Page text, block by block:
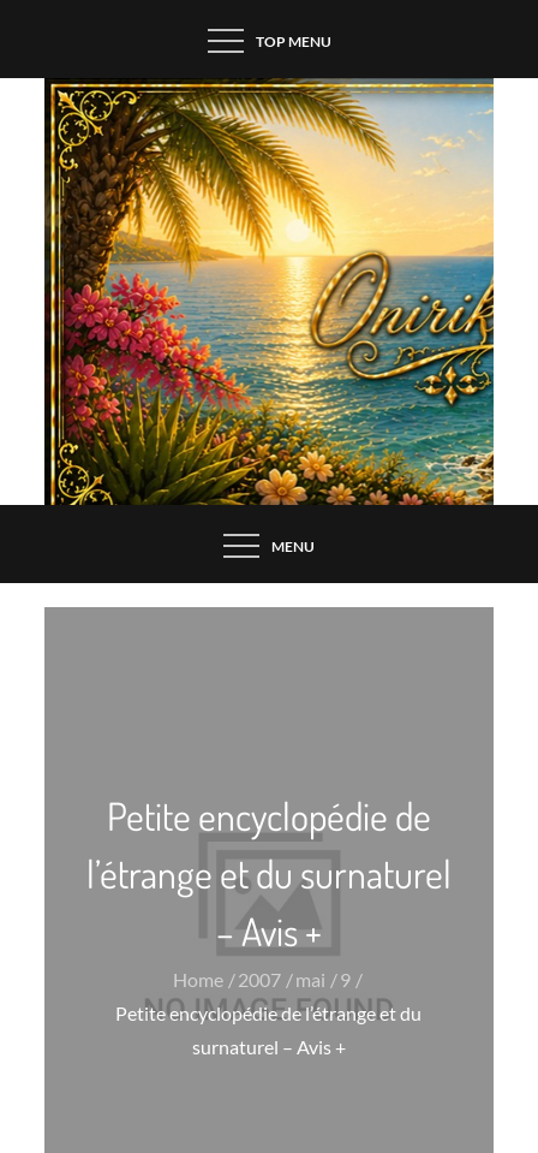
content
TOP MENU
MENU
Petite encyclopédie de
l’étrange et du surnaturel
– Avis +
Home 2007 mai
9
Petite encyclopédie de l’étrange et du
surnaturel – Avis +